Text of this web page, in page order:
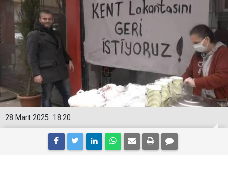
18:20
28 Mart 2025